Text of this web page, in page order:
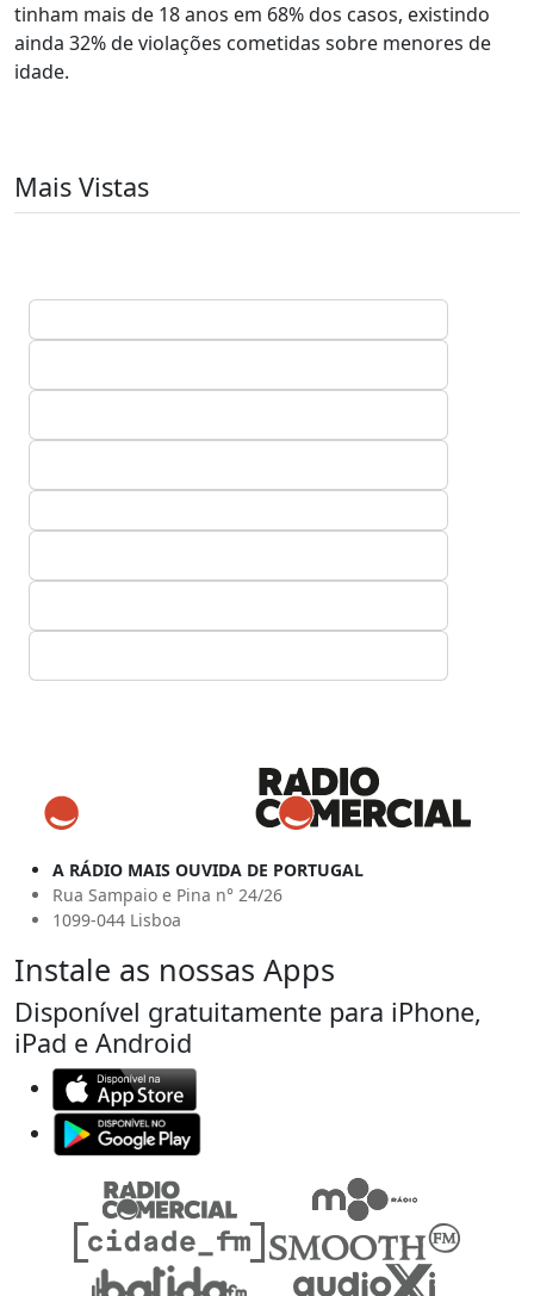
tinham mais de 18 anos em 68% dos casos, existindo
ainda 32% de violações cometidas sobre menores de
idade.
Mais Vistas
A RÁDIO MAIS OUVIDA DE PORTUGAL
Rua Sampaio e Pina n° 24/26
1099-044 Lisboa
Instale as nossas Apps
Disponível gratuitamente para iPhone,
iPad e Android